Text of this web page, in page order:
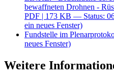
bewaffneten Drohnen -
PDF | 173 KB — Status:
ein neues Fenster)
Fundstelle im
neues Fenster)
Weitere